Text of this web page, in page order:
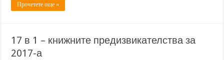
Прочетете още »
17 в 1 – книжните предизвикателства за
2017-а